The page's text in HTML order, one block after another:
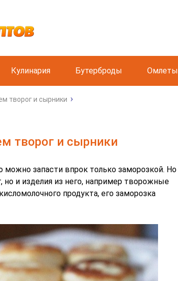
Кулинария Бутерброды Омлеты
творог и сырники
творог и сырники
можно запасти впрок только заморозкой. Но
и изделия из него, например творожные
продукта, его заморозка